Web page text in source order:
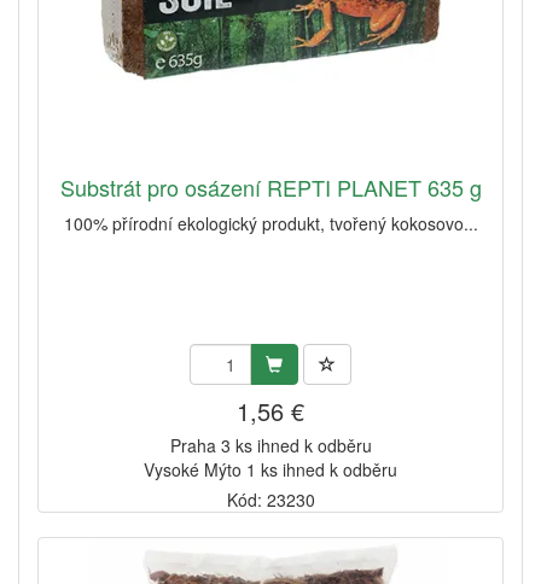
Substrát pro osázení REPTI PLANET 635 g
100% přírodní ekologický produkt, tvořený kokosovo...
1,56 €
Praha 3 ks ihned k odběru
Vysoké Mýto 1 ks ihned k odběru
Kód: 23230